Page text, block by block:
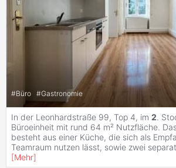
#Büro #Gastronomie
In der Leonhardstraße 99, Top 4, im 2.
Büroeinheit mit rund 64 m² Nutzfläche.
besteht aus einer Küche, die sich als
Teamraum nutzen lässt, sowie zwei
[Mehr]